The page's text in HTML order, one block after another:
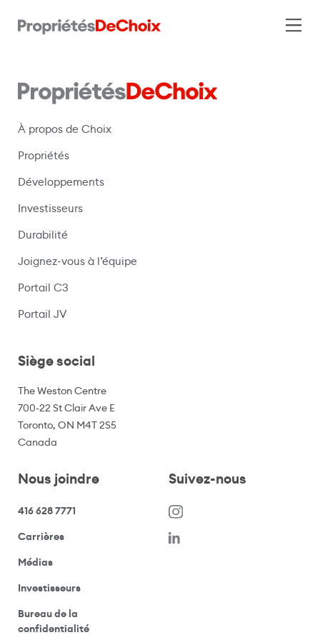
À propos de Choix
Propriétés
Développements
Investisseurs
Durabilité
Joignez-vous à l’équipe
Portail C3
Portail JV(s’ouvre dans une nouvelle fenêtre)
Siège social
The Weston Centre
700-22 St Clair Ave E
Toronto, ON M4T 2S5
Canada
Nous joindre
416 628 7771
Carrières(s’ouvre dans une nouvelle fenêtre)
Médias(ouvre votre application de messagerie)
Investisseurs(ouvre votre application de messagerie)
Bureau de la
confidentialité(ouvre votre application de messagerie)
Suivez-nous